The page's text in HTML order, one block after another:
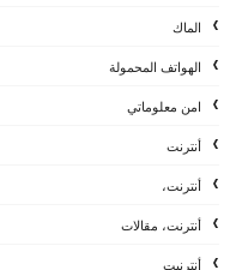
الماك
الهواتف المحمولة
امن معلوماتي
أنترنت
أنترنت،
أنترنت، مقالات
أنترنيت